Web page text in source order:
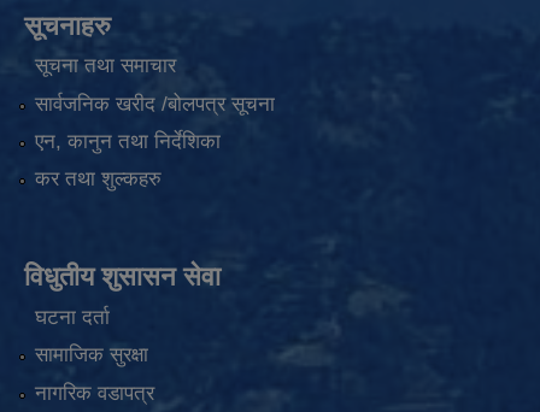
सूचनाहरु
सूचना तथा समाचार
सार्वजनिक खरीद /बोलपत्र सूचना
एन, कानुन तथा निर्देशिका
कर तथा शुल्कहरु
विधुतीय शुसासन सेवा
घटना दर्ता
सामाजिक सुरक्षा
नागरिक वडापत्र